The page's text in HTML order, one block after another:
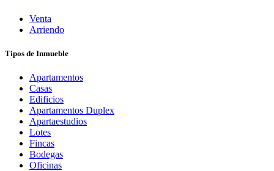
Venta
Arriendo
Tipos de Inmueble
Apartamentos
Casas
Edificios
Apartamentos Duplex
Apartaestudios
Lotes
Fincas
Bodegas
Oficinas